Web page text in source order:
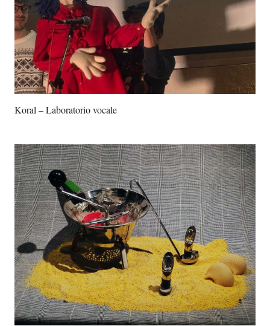
Koral – Laboratorio vocale